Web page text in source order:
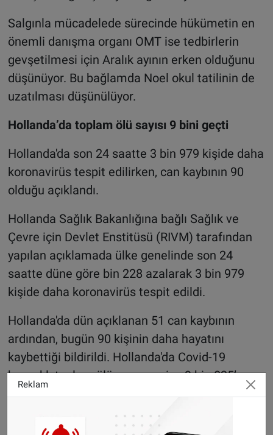
Salgınla mücadelede sürecinde hükümetin en
önemli danışma organı OMT ise tedbirlerin
gevşetilmesi için Aralık ayının erken olduğunu
düşünüyor. Bu bağlamda Noel okul tatilinin de
uzatılması düşünülüyor.
Hollanda’da toplam ölü sayısı 9 bini geçti
Hollanda'da son 24 saatte 3 bin 979 kişide daha
koronavirüs tespit edilirken, can kaybının 90
olduğu açıklandı.
Hollanda Sağlık Bakanlığına bağlı Sağlık ve
Çevre için Devlet Enstitüsü (RIVM) tarafından
yapılan açıklamada ülke genelinde son 24
saatte düne göre bin 228 azalarak 3 bin 979
kişide daha koronavirüs tespit edildi.
Hollanda'da dün açıklanan 51 can kaybının
ardından, bugün 90 kişinin daha hayatını
kaybettiği bildirildi. Hollanda'da Covid-19
kaynaklı toplam ölü sayısının ise 9 bin 035’e
yükseldiği açıklandı.
Hastanede tedavi altınan hasta sayısı son 24
Reklam